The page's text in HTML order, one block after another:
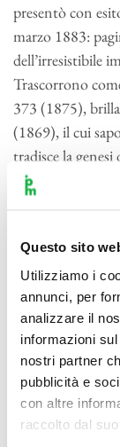
Questo sito
Utilizziamo i
annunci, per
analizzare il
informazioni
nostri partner
pubblicità e
con altre
raccolto dal
presentò con
marzo 1883:
dell’irresistibile
Trascorrono
373 (1875),
(1869), il cui
tradisce la
in vista di
le polkeIm
tocco spiritoso
Tritsch-Tratsch-
determinato,
dall’invenzione
117, la partitura
di eleganza e
manca